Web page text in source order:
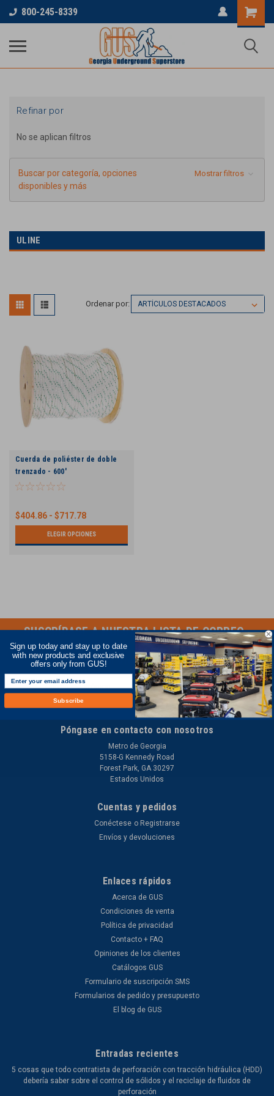
800-245-8339
Refinar por
No se aplican filtros
Buscar por categoría, opciones
disponibles y más
Mostrar filtros
ULINE
Ordenar por:
Cuerda de poliéster de doble
trenzado - 600'
$404.86 - $717.78
ELEGIR OPCIONES
SUSCRÍBASE A NUESTRA LISTA DE CORREO
para recibir ofertas especiales.
Dirección
de
correo
Póngase en contacto con nosotros
Metro de Georgia
5158-G Kennedy Road
Forest Park, GA 30297
Estados Unidos
Cuentas y pedidos
Conéctese o Registrarse
Envíos y devoluciones
Enlaces rápidos
Acerca de GUS
Condiciones de venta
Política de privacidad
Contacto + FAQ
Opiniones de los clientes
Catálogos GUS
Formulario de suscripción SMS
Formularios de pedido y presupuesto
El blog de GUS
Entradas recientes
5 cosas que todo contratista de perforación con tracción hidráulica (HDD)
debería saber sobre el control de sólidos y el reciclaje de fluidos de
perforación
Sign up today and stay up to date
with new products and exclusive
offers only from GUS!
Subscribe